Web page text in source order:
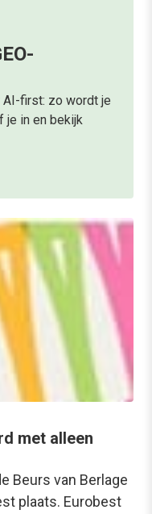
AI-first: zo wordt je
je in en bekijk
met alleen
Beurs van Berlage
plaats. Eurobest